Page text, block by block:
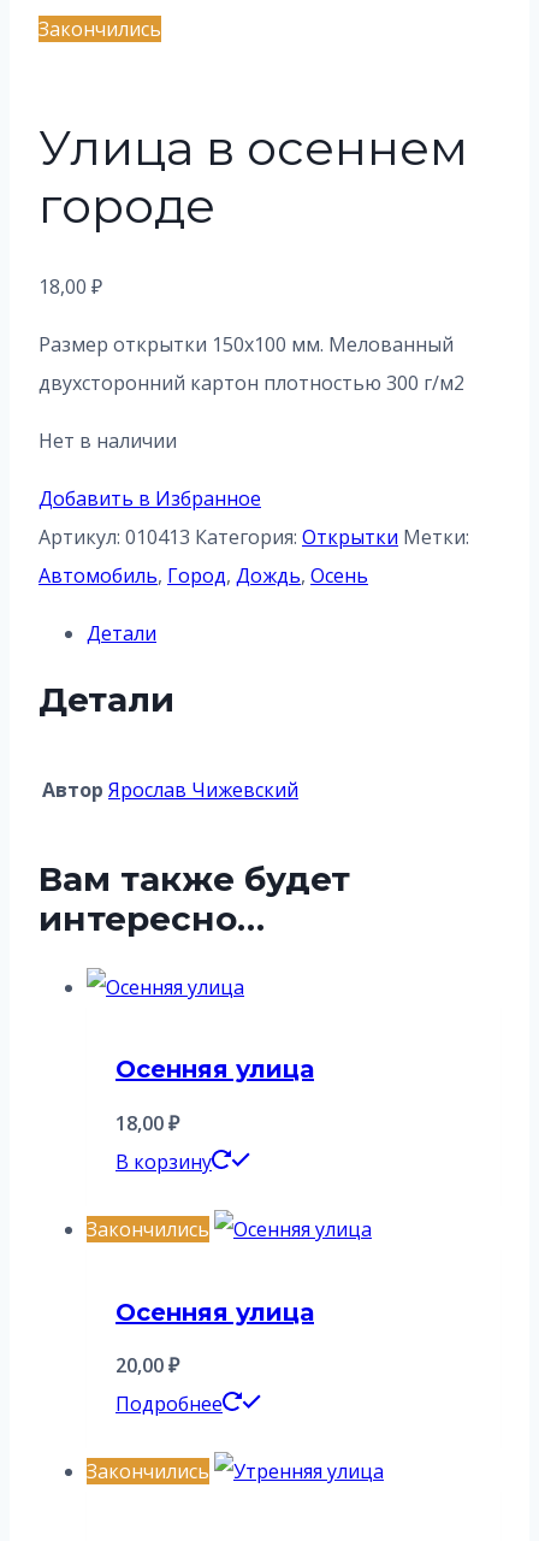
Закончились
Улица в осеннем
городе
18,00 ₽
Размер открытки 150х100 мм. Мелованный
двухсторонний картон плотностью 300 г/м2
Нет в наличии
Добавить в Избранное
Артикул: 010413 Категория: Открытки Метки:
Автомобиль, Город, Дождь, Осень
Детали
Детали
Автор Ярослав Чижевский
Вам также будет
интересно…
Осенняя улица
18,00₽
В корзину
Закончились
Осенняя улица
20,00₽
Подробнее
Закончились